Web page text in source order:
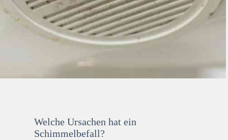
Welche Ursachen hat ein
Schimmelbefall?